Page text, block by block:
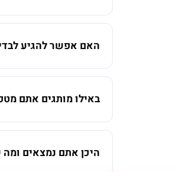
האם אפשר להגיע
באילו מותגים אתם
היכן אתם נמצאים